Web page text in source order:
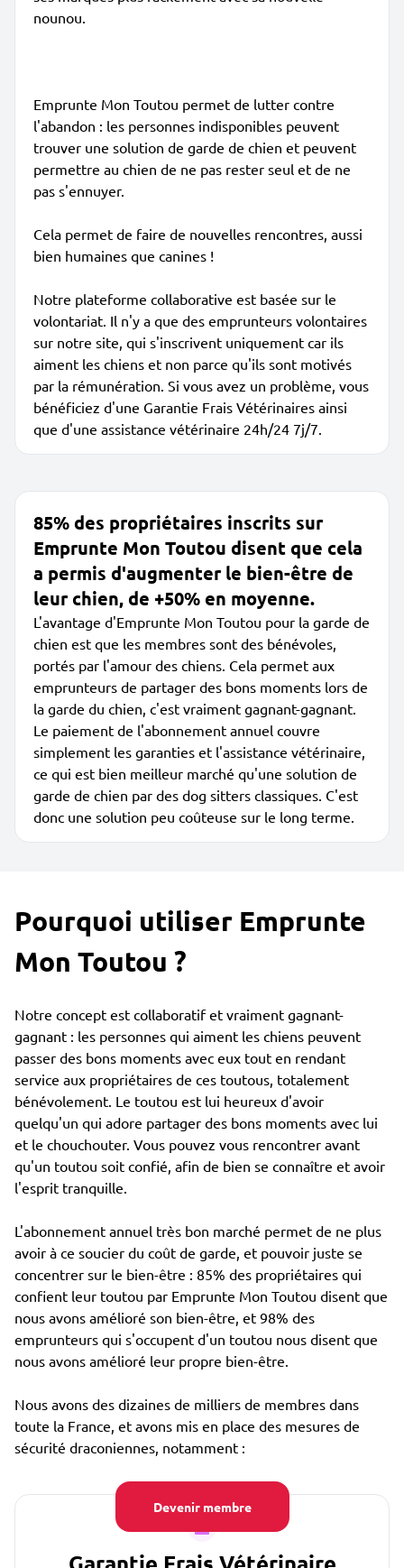
Devenir membre
nounou.
Emprunte Mon Toutou permet de lutter contre
l'abandon : les personnes indisponibles peuvent
trouver une solution de garde de chien et peuvent
permettre au chien de ne pas rester seul et de ne
pas s'ennuyer.
Cela permet de faire de nouvelles rencontres, aussi
bien humaines que canines !
Notre plateforme collaborative est basée sur le
volontariat. Il n'y a que des emprunteurs volontaires
sur notre site, qui s'inscrivent uniquement car ils
aiment les chiens et non parce qu'ils sont motivés
par la rémunération. Si vous avez un problème, vous
bénéficiez d'une Garantie Frais Vétérinaires ainsi
que d'une assistance vétérinaire 24h/24 7j/7.
85% des propriétaires inscrits sur
Emprunte Mon Toutou disent que cela
a permis d'augmenter le bien-être de
leur chien, de +50% en moyenne.
L'avantage d'Emprunte Mon Toutou pour la garde de
chien est que les membres sont des bénévoles,
portés par l'amour des chiens. Cela permet aux
emprunteurs de partager des bons moments lors de
la garde du chien, c'est vraiment gagnant-gagnant.
Le paiement de l'abonnement annuel couvre
simplement les garanties et l'assistance vétérinaire,
ce qui est bien meilleur marché qu'une solution de
garde de chien par des dog sitters classiques. C'est
donc une solution peu coûteuse sur le long terme.
Pourquoi utiliser Emprunte
Mon Toutou ?
Notre concept est collaboratif et vraiment gagnant-
gagnant : les personnes qui aiment les chiens peuvent
passer des bons moments avec eux tout en rendant
service aux propriétaires de ces toutous, totalement
bénévolement. Le toutou est lui heureux d'avoir
quelqu'un qui adore partager des bons moments avec lui
et le chouchouter. Vous pouvez vous rencontrer avant
qu'un toutou soit confié, afin de bien se connaître et avoir
l'esprit tranquille.
L'abonnement annuel très bon marché permet de ne plus
avoir à ce soucier du coût de garde, et pouvoir juste se
concentrer sur le bien-être : 85% des propriétaires qui
confient leur toutou par Emprunte Mon Toutou disent que
nous avons amélioré son bien-être, et 98% des
emprunteurs qui s'occupent d'un toutou nous disent que
nous avons amélioré leur propre bien-être.
Nous avons des dizaines de milliers de membres dans
toute la France, et avons mis en place des mesures de
sécurité draconiennes, notamment :